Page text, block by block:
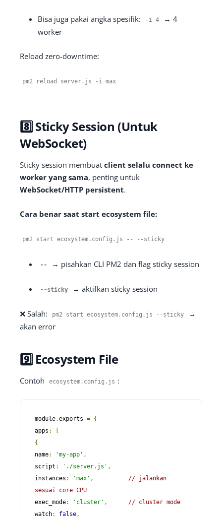
Bisa juga pakai angka spesifik: - i 4
→ 4
worker
Reload zero-downtime:
pm2 reload server . js - i max
8️⃣ Sticky Session (Untuk
WebSocket)
Sticky session membuat client selalu connect ke
worker yang sama, penting untuk
WebSocket/HTTP persistent.
Cara benar saat start ecosystem file:
pm2 start ecosystem . config . js -- -- sticky
-- → pisahkan CLI PM2 dan flag sticky session
--sticky → aktifkan sticky session
❌ Salah: pm2 start ecosystem . config . js -- sticky
→
akan error
9️⃣ Ecosystem File
Contoh ecosystem . config . js :
module.exports = {
apps :
{
name: 'my-app' ,
script : './server.js' ,
instances : 'max' ,
// jalankan
sesuai core CPU
exec_mode: 'cluster' ,
// cluster mode
watch: false,